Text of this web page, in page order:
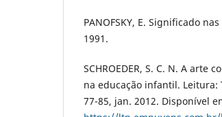
PANOFSKY, E. Significado
1991.
SCHROEDER, S. C. N. A
na educação infantil. Leitura:
77-85, jan. 2012. Disponível